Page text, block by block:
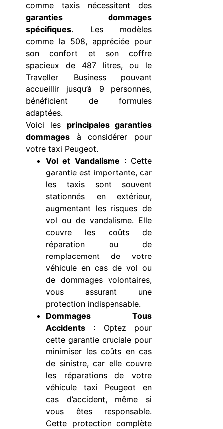
comme taxis nécessitent des
garanties dommages
spécifiques. Les modèles
comme la 508, appréciée pour
son confort et son coffre
spacieux de 487 litres, ou le
Traveller Business pouvant
accueillir jusqu’à 9 personnes,
bénéficient de formules
adaptées.
Voici les principales garanties
dommages à considérer pour
votre taxi Peugeot.
Vol et Vandalisme : Cette
garantie est importante, car
les taxis sont souvent
stationnés en extérieur,
augmentant les risques de
vol ou de vandalisme. Elle
couvre les coûts de
réparation ou de
remplacement de votre
véhicule en cas de vol ou
de dommages volontaires,
vous assurant une
protection indispensable.
Dommages Tous
Accidents : Optez pour
cette garantie cruciale pour
minimiser les coûts en cas
de sinistre, car elle couvre
les réparations de votre
véhicule taxi Peugeot en
cas d’accident, même si
vous êtes responsable.
Cette protection complète